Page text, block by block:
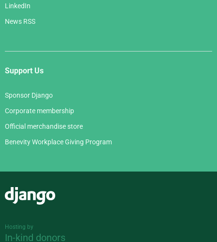
LinkedIn
News RSS
Support Us
Sponsor Django
Corporate membership
Official merchandise store
Benevity Workplace Giving Program
Hosting by
In-kind donors